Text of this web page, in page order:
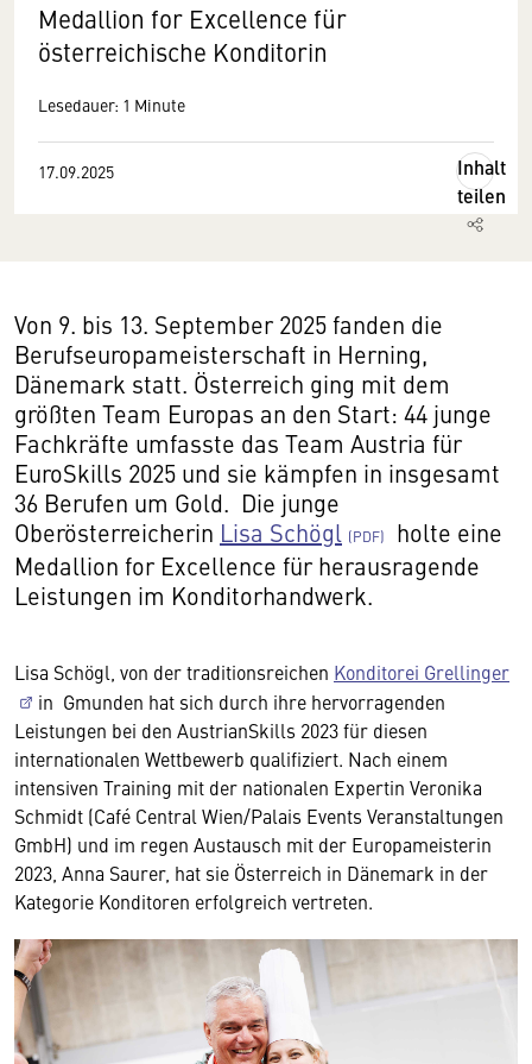
Medallion for Excellence für
österreichische Konditorin
Lesedauer: 1 Minute
17.09.2025
Inhalt
teilen
Von 9. bis 13. September 2025 fanden die
Berufseuropameisterschaft in Herning,
Dänemark statt. Österreich ging mit dem
größten Team Europas an den Start: 44 junge
Fachkräfte umfasste das Team Austria für
EuroSkills 2025 und sie kämpfen in insgesamt
36 Berufen um Gold. Die junge
Oberösterreicherin Lisa Schögl
holte eine
Medallion for Excellence für herausragende
Leistungen im Konditorhandwerk.
Lisa Schögl, von der traditionsreichen Konditorei Grellinger
in Gmunden hat sich durch ihre hervorragenden
Leistungen bei den AustrianSkills 2023 für diesen
internationalen Wettbewerb qualifiziert. Nach einem
intensiven Training mit der nationalen Expertin Veronika
Schmidt (Café Central Wien/Palais Events Veranstaltungen
GmbH) und im regen Austausch mit der Europameisterin
2023, Anna Saurer, hat sie Österreich in Dänemark in der
Kategorie Konditoren erfolgreich vertreten.